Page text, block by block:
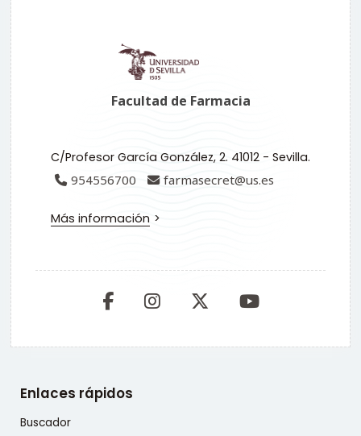
Facultad de Farmacia
C/Profesor García González, 2. 41012 - Sevilla.
954556700
farmasecret@us.es
Más información
Enlaces rápidos
Buscador